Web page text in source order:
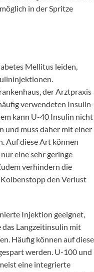
in der Spritze
Mellitus leiden,
der Arztpraxis
verwendeten Insulin-
kann U-40 Insulin nicht
und muss daher mit einer
Auf diese Art können
eine sehr geringe
verhindern die
den Verlust
Injektion geeignet,
Langzeitinsulin mit
Häufig können auf diese
werden. U-100 und
eine integrierte